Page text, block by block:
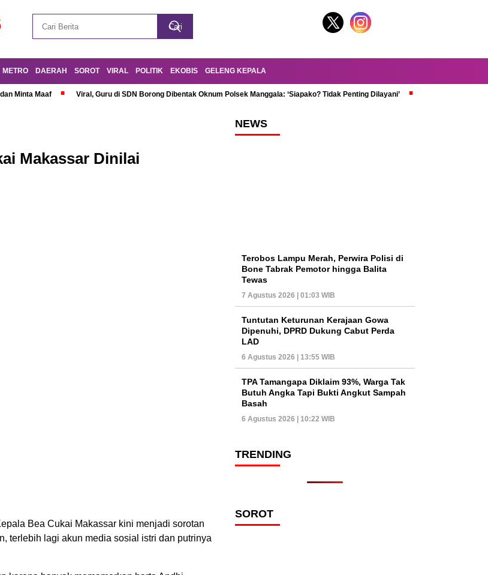
METRO DAERAH SOROT VIRAL POLITIK EKOBIS GELENG KEPALA
Minta Maaf Viral, Guru di SDN Borong Dibentak Oknum Polsek Manggala: ‘Siapako? Tidak Penting Dilayani’
Makassar Dinilai
Bea Cukai Makassar kini menjadi sorotan
terlebih lagi akun media sosial istri dan putrinya
NEWS
Terobos Lampu Merah, Perwira Polisi di
Bone Tabrak Pemotor hingga Balita
Tewas
7 Agustus 2026 | 01:03 WIB
Tuntutan Keturunan Kerajaan Gowa
Dipenuhi, DPRD Dukung Cabut Perda
LAD
6 Agustus 2026 | 13:55 WIB
TPA Tamangapa Diklaim 93%, Warga Tak
Butuh Angka Tapi Bukti Angkut Sampah
Basah
6 Agustus 2026 | 10:22 WIB
TRENDING
SOROT